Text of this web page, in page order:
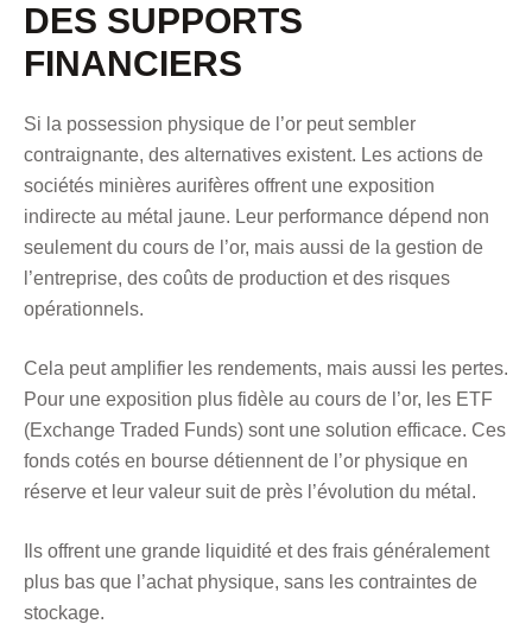
DES SUPPORTS
FINANCIERS
Si la possession physique de l’or peut sembler
contraignante, des alternatives existent. Les actions de
sociétés minières aurifères offrent une exposition
indirecte au métal jaune. Leur performance dépend non
seulement du cours de l’or, mais aussi de la gestion de
l’entreprise, des coûts de production et des risques
opérationnels.
Cela peut amplifier les rendements, mais aussi les pertes.
Pour une exposition plus fidèle au cours de l’or, les ETF
(Exchange Traded Funds) sont une solution efficace. Ces
fonds cotés en bourse détiennent de l’or physique en
réserve et leur valeur suit de près l’évolution du métal.
Ils offrent une grande liquidité et des frais généralement
plus bas que l’achat physique, sans les contraintes de
stockage.